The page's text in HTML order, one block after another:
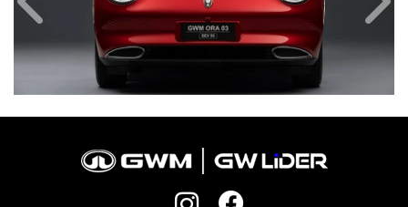
Anterior